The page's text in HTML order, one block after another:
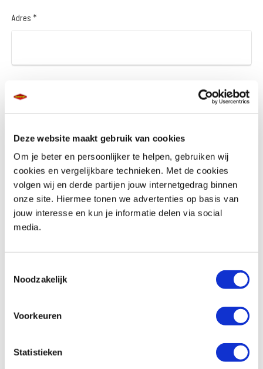
Deze website maakt gebruik van cookies
Om je beter en persoonlijker te helpen, gebruiken wij
cookies en vergelijkbare technieken. Met de cookies
volgen wij en derde partijen jouw internetgedrag binnen
onze site. Hiermee tonen we advertenties op basis van
jouw interesse en kun je informatie delen via social
media.
Noodzakelijk
Voorkeuren
Statistieken
Adres *
Woonplaats *